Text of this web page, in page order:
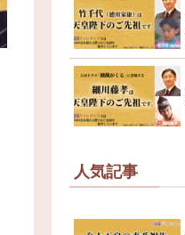
人気記事